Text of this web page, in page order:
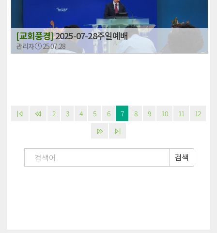
[교회풍경]2025-07-28주일예배
관리자 25.07.28
2 3 4 5 6 7 8 9 10 11 12
검색